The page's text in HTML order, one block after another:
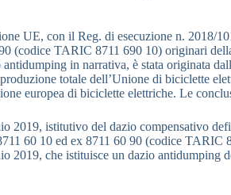
UE, con il Reg. di esecuzione n.
(codice TARIC 8711 690 10) originari
in narrativa, è stata originata
totale dell’Unione di biciclette
europea di biciclette elettriche. Le
2019, istitutivo del dazio compensativo
60 10 ed ex 8711 60 90 (codice TARIC
2019, che istituisce un dazio